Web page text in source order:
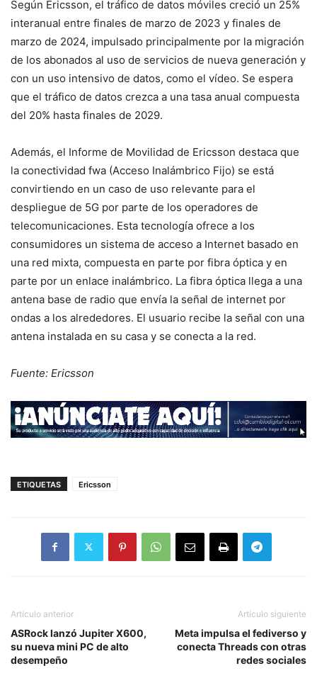
Según Ericsson, el tráfico de datos móviles creció un 25%
interanual entre finales de marzo de 2023 y finales de
marzo de 2024, impulsado principalmente por la migración
de los abonados al uso de servicios de nueva generación y
con un uso intensivo de datos, como el vídeo. Se espera
que el tráfico de datos crezca a una tasa anual compuesta
del 20% hasta finales de 2029.
Además, el Informe de Movilidad de Ericsson destaca que
la conectividad fwa (Acceso Inalámbrico Fijo) se está
convirtiendo en un caso de uso relevante para el
despliegue de 5G por parte de los operadores de
telecomunicaciones. Esta tecnología ofrece a los
consumidores un sistema de acceso a Internet basado en
una red mixta, compuesta en parte por fibra óptica y en
parte por un enlace inalámbrico. La fibra óptica llega a una
antena base de radio que envía la señal de internet por
ondas a los alrededores. El usuario recibe la señal con una
antena instalada en su casa y se conecta a la red.
Fuente: Ericsson
ETIQUETAS Ericsson
Artículo anterior
ASRock lanzó Jupiter X600,
su nueva mini PC de alto
desempeño
Artículo siguiente
Meta impulsa el fediverso y
conecta Threads con otras
redes sociales